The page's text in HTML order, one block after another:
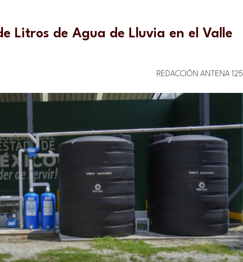
Litros de Agua de Lluvia en el Valle
REDACCIÓN ANTENA 125